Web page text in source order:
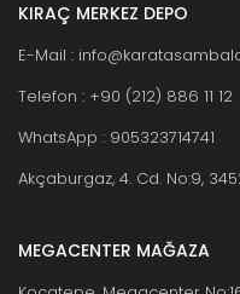
KIRAÇ MERKEZ DEPO
E-Mail :
Telefon : +90 (212) 886 11 12
WhatsApp : 905323714741
Akçaburgaz, 4. Cd. No:9,
MEGACENTER MAĞAZA